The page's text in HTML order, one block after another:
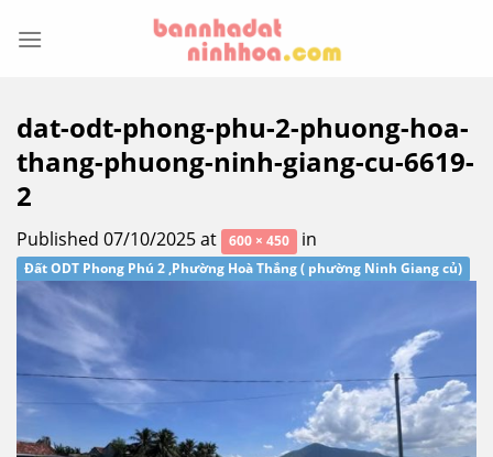
dat-odt-phong-phu-2-phuong-hoa-
thang-phuong-ninh-giang-cu-6619-
2
Published 07/10/2025at 600 × 450 in
Đất ODT Phong Phú 2 ,Phường Hoà Thắng ( phường Ninh Giang củ)